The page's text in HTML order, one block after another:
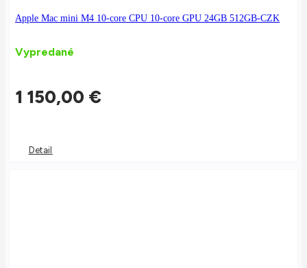
Apple Mac mini M4 10-core CPU 10-core GPU 24GB 512GB-CZK
Vypredané
1 150,00 €
Detail